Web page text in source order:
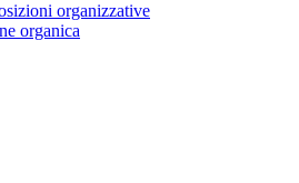
organizzative
organica